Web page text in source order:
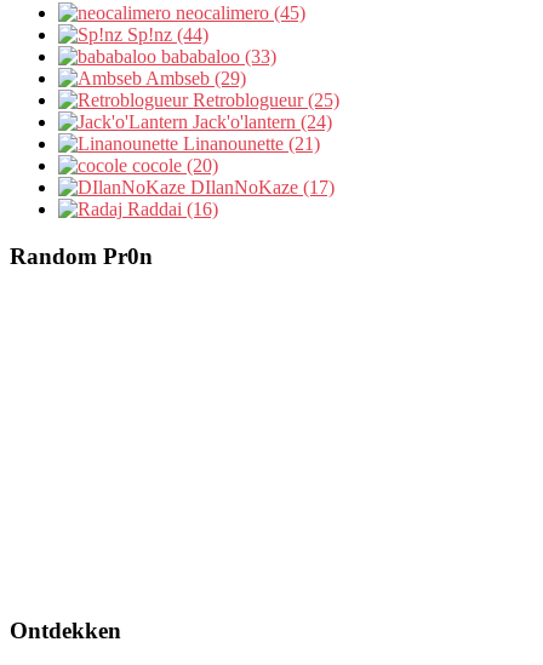
neocalimero (45)
Sp!nz (44)
bababaloo (33)
Ambseb (29)
Retroblogueur (25)
Jack'o'lantern (24)
Linanounette (21)
cocole (20)
DIlanNoKaze (17)
Raddai (16)
Random Pr0n
Ontdekken